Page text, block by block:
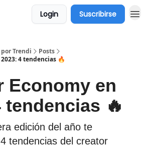
Login Suscribirse
Trendi
Posts
4 tendencias 🔥
Economy en
tendencias 🔥
edición del año te
tendencias del creator